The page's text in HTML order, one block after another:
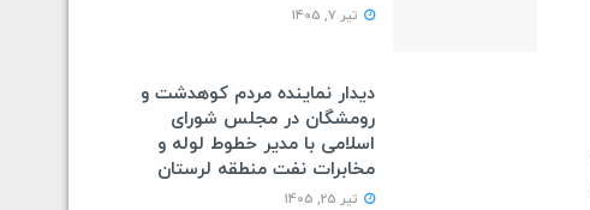
تیر 7, 1405
دیدار نماینده مردم کوهدشت و
رومشگان در مجلس شورای
اسلامی با مدیر خطوط لوله و
مخابرات نفت منطقه لرستان
تیر 25, 1405